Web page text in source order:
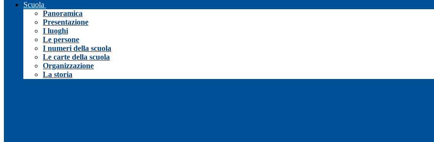
Scuola
Panoramica
Presentazione
I luoghi
Le persone
I numeri della scuola
Le carte della scuola
Organizzazione
La storia